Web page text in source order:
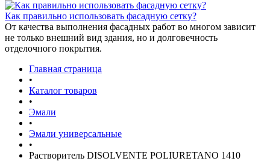
Как правильно использовать фасадную сетку?
От качества выполнения фасадных работ во многом зависит
не только внешний вид здания, но и долговечность
отделочного покрытия.
Главная страница
•
Каталог товаров
•
Эмали
•
Эмали универсальные
•
Растворитель DISOLVENTE POLIURETANO 1410